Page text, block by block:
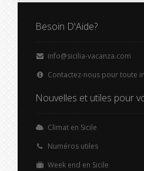
Besoin D'Aide?
info@sicilia-vacanza.com
Contactez-nous pour toute
Nouvelles et utiles pour
Climat en Sicile
Numéros utiles
Week end en Sicile